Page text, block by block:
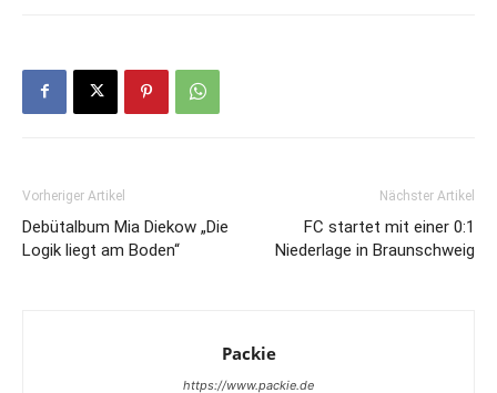
Vorheriger Artikel
Debütalbum Mia Diekow „Die
Logik liegt am Boden“
Nächster Artikel
FC startet mit einer 0:1
Niederlage in Braunschweig
Packie
https://www.packie.de